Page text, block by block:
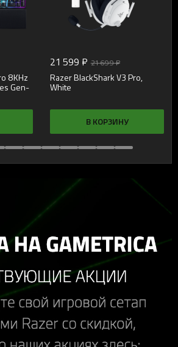
8KHz
Gen-
21 599 ₽ 21 699 ₽
Razer BlackShark V3 Pro,
White
В КОРЗИНУ